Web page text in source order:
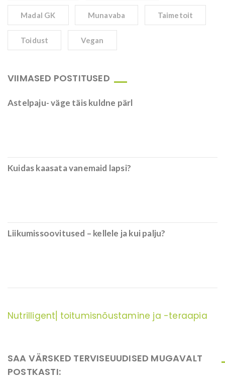
Madal GK Munavaba Taimetoit
Toidust Vegan
VIIMASED POSTITUSED
Astelpaju- väge täis kuldne pärl
Kuidas kaasata vanemaid lapsi?
Liikumissoovitused – kellele ja kui palju?
Nutrilligent⎜toitumisnõustamine ja -teraapia
SAA VÄRSKED TERVISEUUDISED MUGAVALT
POSTKASTI: